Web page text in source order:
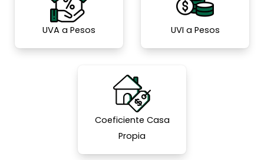
UVA a Pesos UVI a Pesos
Coeficiente Casa
Propia